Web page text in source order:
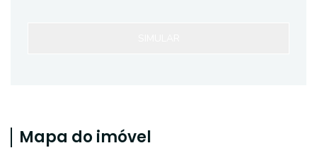
Mapa do imóvel